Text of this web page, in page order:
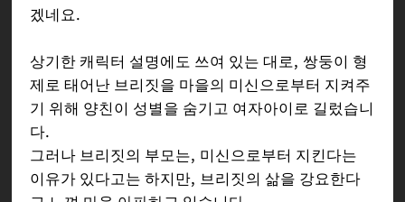
겠네요.
상기한 캐릭터 설명에도 쓰여 있는 대로, 쌍둥이 형
제로 태어난 브리짓을 마을의 미신으로부터 지켜주
기 위해 양친이 성별을 숨기고 여자아이로 길렀습니
다.
그러나 브리짓의 부모는, 미신으로부터 지킨다는
이유가 있다고는 하지만, 브리짓의 삶을 강요한다